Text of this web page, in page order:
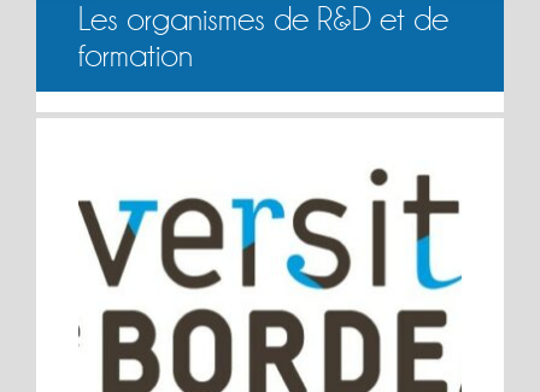
Les organismes de R&D et de
formation